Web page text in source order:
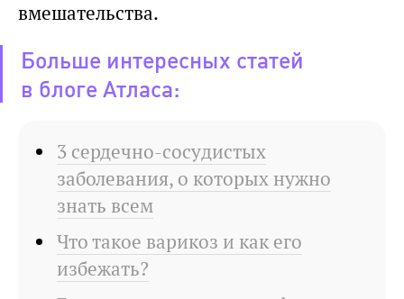
вмешательства.
Больше интересных статей
в блоге Атласа:
3 сердечно-сосудистых
заболевания, о которых нужно
знать всем
Что такое варикоз и как его
избежать?